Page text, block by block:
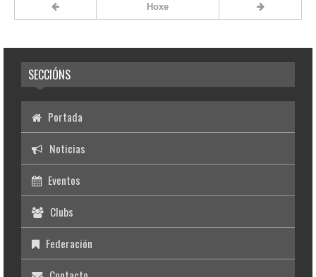
Hoxe
SECCIÓNS
Portada
Noticias
Eventos
Clubs
Federación